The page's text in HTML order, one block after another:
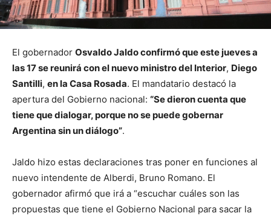
El gobernador Osvaldo Jaldo confirmó que este jueves a
las 17 se reunirá con el nuevo ministro del Interior, Diego
Santilli, en la Casa Rosada. El mandatario destacó la
apertura del Gobierno nacional: “Se dieron cuenta que
tiene que dialogar, porque no se puede gobernar
Argentina sin un diálogo”.
Jaldo hizo estas declaraciones tras poner en funciones al
nuevo intendente de Alberdi, Bruno Romano. El
gobernador afirmó que irá a “escuchar cuáles son las
propuestas que tiene el Gobierno Nacional para sacar la